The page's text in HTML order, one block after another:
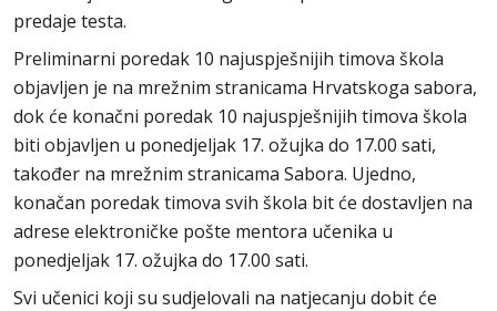
predaje testa.
Preliminarni poredak 10 najuspješnijih timova škola
objavljen je na mrežnim stranicama Hrvatskoga sabora,
dok će konačni poredak 10 najuspješnijih timova škola
biti objavljen u ponedjeljak 17. ožujka do 17.00 sati,
također na mrežnim stranicama Sabora. Ujedno,
konačan poredak timova svih škola bit će dostavljen na
adrese elektroničke pošte mentora učenika u
ponedjeljak 17. ožujka do 17.00 sati.
Svi učenici koji su sudjelovali na natjecanju dobit će